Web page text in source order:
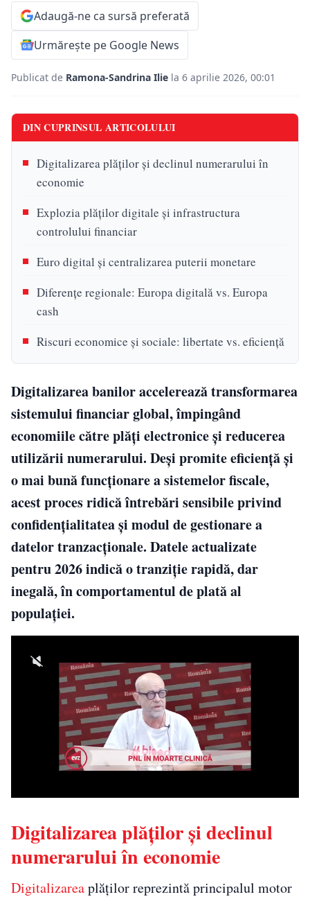
Adaugă-ne ca sursă preferată
Urmărește pe Google News
Publicat de Ramona-Sandrina Ilie la 6 aprilie 2026, 00:01
DIN CUPRINSUL ARTICOLULUI
Digitalizarea plăților și declinul numerarului în
economie
Explozia plăților digitale și infrastructura
controlului financiar
Euro digital și centralizarea puterii monetare
Diferențe regionale: Europa digitală vs. Europa
cash
Riscuri economice și sociale: libertate vs. eficiență
Digitalizarea banilor accelerează transformarea
sistemului financiar global, împingând
economiile către plăți electronice și reducerea
utilizării numerarului. Deși promite eficiență și
o mai bună funcționare a sistemelor fiscale,
acest proces ridică întrebări sensibile privind
confidențialitatea și modul de gestionare a
datelor tranzacționale. Datele actualizate
pentru 2026 indică o tranziție rapidă, dar
inegală, în comportamentul de plată al
populației.
Digitalizarea plăților și declinul
numerarului în economie
Digitalizareaplăților reprezintă principalul motor